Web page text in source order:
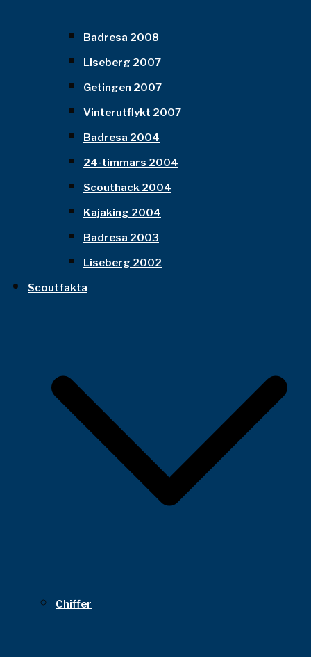
Badresa 2008
Liseberg 2007
Getingen 2007
Vinterutflykt 2007
Badresa 2004
24-timmars 2004
Scouthack 2004
Kajaking 2004
Badresa 2003
Liseberg 2002
Scoutfakta
Chiffer